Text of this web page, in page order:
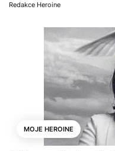
Redakce Heroine
MOJE HEROINE